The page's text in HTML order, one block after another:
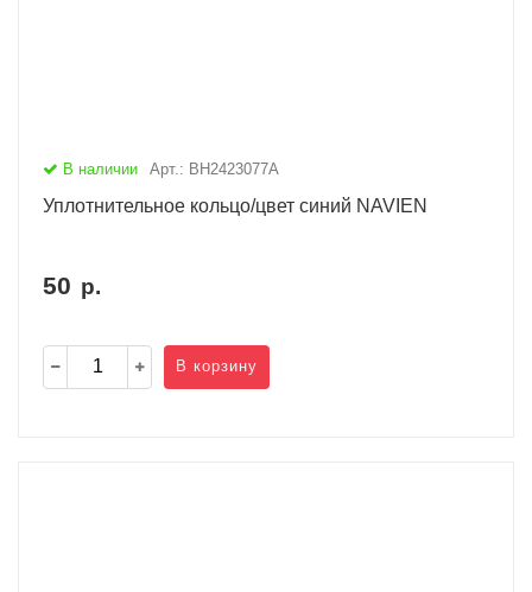
В наличии Арт.: BH2423077A
Уплотнительное кольцо/цвет синий NAVIEN
50 р.
В корзину